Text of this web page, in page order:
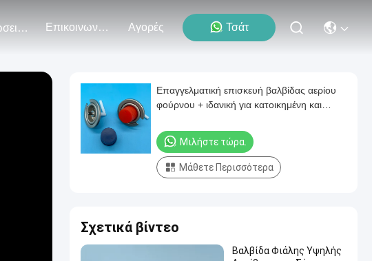
Εκδηλώσεις Επικοινωνήστε Μαζί Μας Αγορές Τσάτ
Επαγγελματική επισκευή βαλβίδας αερίου
φούρνου + ιδανική για κατοικημένη και
Μιλήστε τώρα.
Μάθετε Περισσότερα
Σχετικά βίντεο
Βαλβίδα Φιάλης Υψηλής